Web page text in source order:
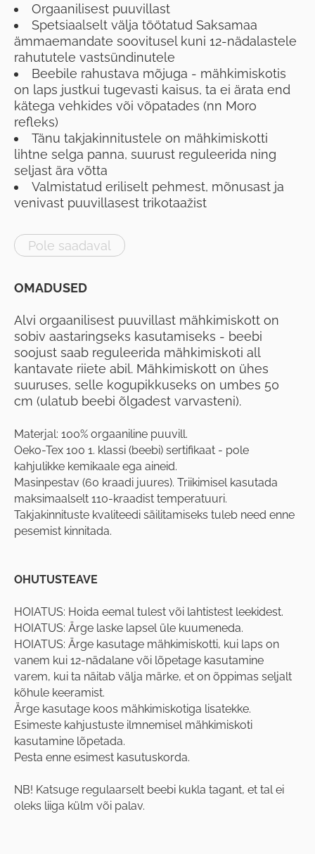
Orgaanilisest puuvillast
Spetsiaalselt välja töötatud Saksamaa
ämmaemandate soovitusel kuni 12-nädalastele
rahututele vastsündinutele
Beebile rahustava mõjuga - mähkimiskotis
on laps justkui tugevasti kaisus, ta ei ärata end
kätega vehkides või võpatades (nn Moro
refleks)
Tänu takjakinnitustele on mähkimiskotti
lihtne selga panna, suurust reguleerida ning
seljast ära võtta
Valmistatud eriliselt pehmest, mõnusast ja
venivast puuvillasest trikotaažist
Pole saadaval
OMADUSED
Alvi orgaanilisest puuvillast mähkimiskott on
sobiv aastaringseks kasutamiseks - beebi
soojust saab reguleerida mähkimiskoti all
kantavate riiete abil. Mähkimiskott on ühes
suuruses, selle kogupikkuseks on umbes 50
cm (ulatub beebi õlgadest varvasteni).
Materjal: 100% orgaaniline puuvill.
Oeko-Tex 100 1. klassi (beebi) sertifikaat - pole
kahjulikke kemikaale ega aineid.
Masinpestav (60 kraadi juures). Triikimisel kasutada
maksimaalselt 110-kraadist temperatuuri.
Takjakinnituste kvaliteedi säilitamiseks tuleb need enne
pesemist kinnitada.
OHUTUSTEAVE
HOIATUS: Hoida eemal tulest või lahtistest leekidest.
HOIATUS: Ärge laske lapsel üle kuumeneda.
HOIATUS: Ärge kasutage mähkimiskotti, kui laps on
vanem kui 12-nädalane või lõpetage kasutamine
varem, kui ta näitab välja märke, et on õppimas seljalt
kõhule keeramist.
Ärge kasutage koos mähkimiskotiga lisatekke.
Esimeste kahjustuste ilmnemisel mähkimiskoti
kasutamine lõpetada.
Pesta enne esimest kasutuskorda.
NB! Katsuge regulaarselt beebi kukla tagant, et tal ei
oleks liiga külm või palav.